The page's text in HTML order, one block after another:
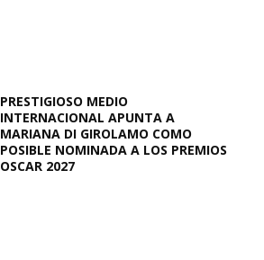
PRESTIGIOSO MEDIO
INTERNACIONAL APUNTA A
MARIANA DI GIROLAMO COMO
POSIBLE NOMINADA A LOS PREMIOS
OSCAR 2027